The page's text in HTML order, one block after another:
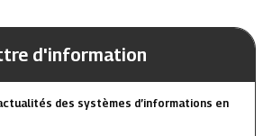
d'information
des systèmes d’informations en